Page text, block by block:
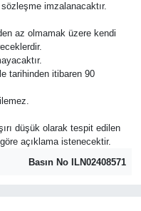
imzalanacaktır.
az olmamak üzere kendi
tarihinden itibaren 90
düşük olarak tespit edilen
açıklama istenecektir.
Basın No ILN02408571